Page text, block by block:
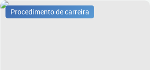
Procedimento de carreira